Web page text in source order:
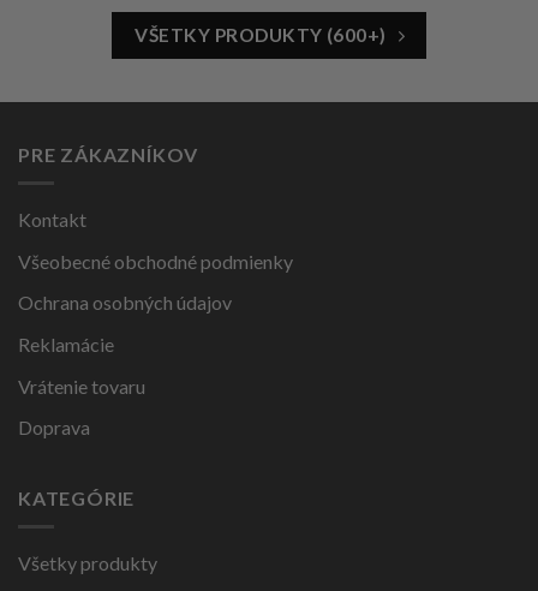
VŠETKY PRODUKTY (600+)
PRE ZÁKAZNÍKOV
Kontakt
Všeobecné obchodné podmienky
Ochrana osobných údajov
Reklamácie
Vrátenie tovaru
Doprava
KATEGÓRIE
Všetky produkty